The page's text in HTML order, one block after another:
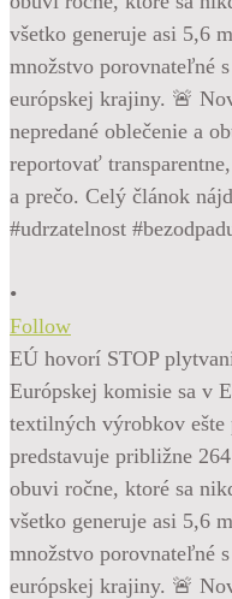
•
Follow
EÚ hovorí STOP
Európskej komisie sa v
textilných výrobkov
predstavuje približne
obuvi ročne, ktoré sa
všetko generuje asi 5,6
množstvo porovnateľné
európskej krajiny. 🚨